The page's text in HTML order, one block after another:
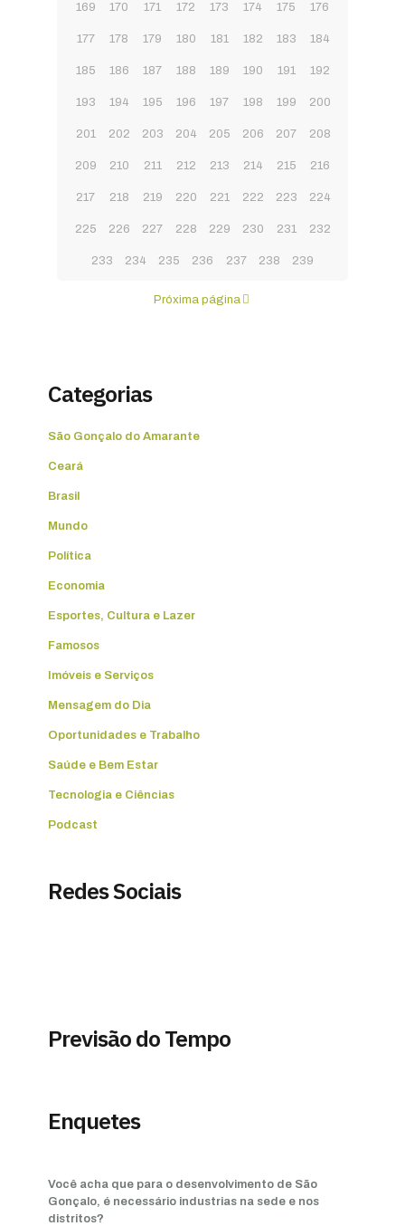
169 170 171 172 173 174 175 176
177 178 179 180 181 182 183 184
185 186 187 188 189 190 191 192
193 194 195 196 197 198 199 200
201 202 203 204 205 206 207 208
209 210 211 212 213 214 215 216
217 218 219 220 221 222 223 224
225 226 227 228 229 230 231 232
233 234 235 236 237 238 239
Próxima página
Categorias
São Gonçalo do Amarante
Ceará
Brasil
Mundo
Política
Economia
Esportes, Cultura e Lazer
Famosos
Imóveis e Serviços
Mensagem do Dia
Oportunidades e Trabalho
Saúde e Bem Estar
Tecnologia e Ciências
Podcast
Redes Sociais
Previsão do Tempo
Enquetes
Você acha que para o desenvolvimento de São
Gonçalo, é necessário industrias na sede e nos
distritos?